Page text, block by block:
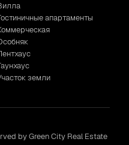
апартаменты
земли
by Green City Real Estate